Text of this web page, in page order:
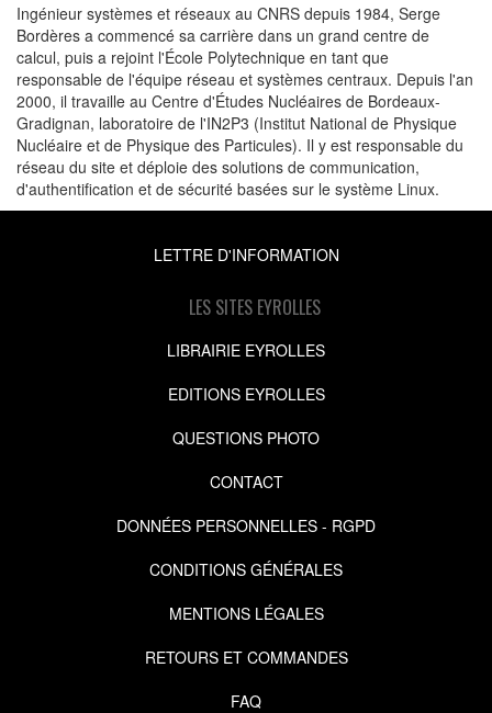
Ingénieur systèmes et réseaux au CNRS depuis 1984, Serge
Bordères a commencé sa carrière dans un grand centre de
calcul, puis a rejoint l'École Polytechnique en tant que
responsable de l'équipe réseau et systèmes centraux. Depuis l'an
2000, il travaille au Centre d'Études Nucléaires de Bordeaux-
Gradignan, laboratoire de l'IN2P3 (Institut National de Physique
Nucléaire et de Physique des Particules). Il y est responsable du
réseau du site et déploie des solutions de communication,
d'authentification et de sécurité basées sur le système Linux.
LETTRE D'INFORMATION
LES SITES EYROLLES
LIBRAIRIE EYROLLES
EDITIONS EYROLLES
QUESTIONS PHOTO
CONTACT
DONNÉES PERSONNELLES - RGPD
CONDITIONS GÉNÉRALES
MENTIONS LÉGALES
RETOURS ET COMMANDES
FAQ